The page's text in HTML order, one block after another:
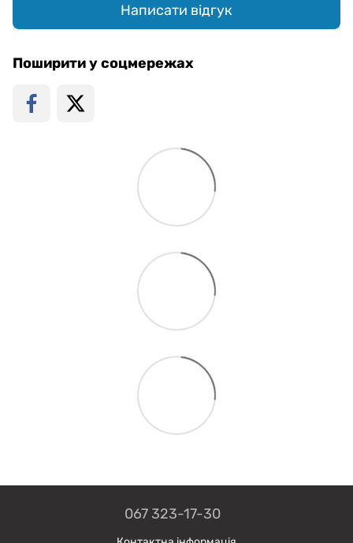
Написати відгук
Поширити у соцмережах
067 323-17-30